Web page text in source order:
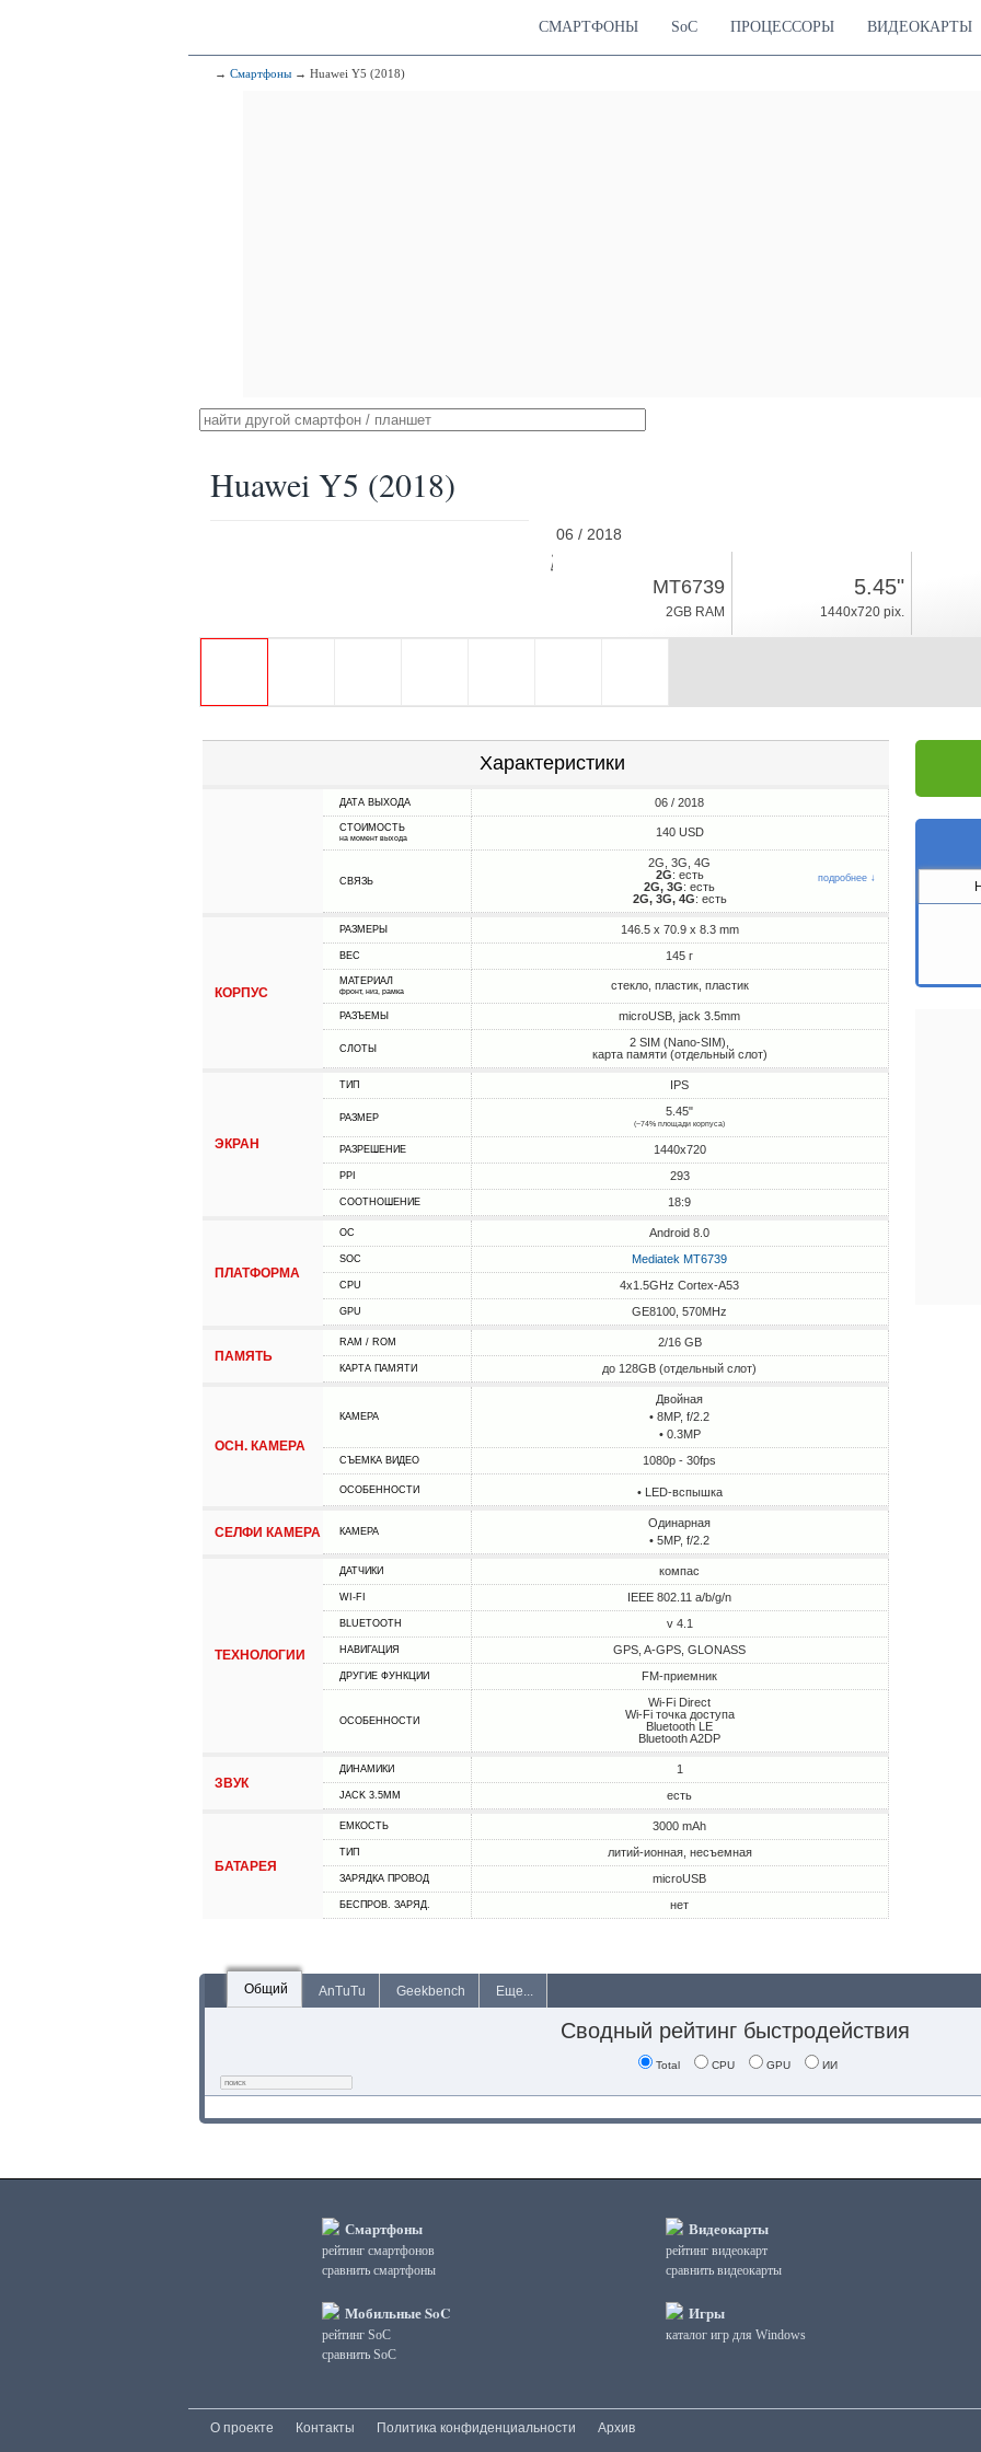
СМАРТФОНЫ SoC ПРОЦЕССОРЫ ВИДЕОКАРТЫ
→ Смартфоны → Huawei Y5 (2018)
Huawei Y5 (2018)
06 / 2018
MT6739
2GB RAM
5.45"
1440x720 pix.
Характеристики
ДАТА ВЫХОДА 06 / 2018
СТОИМОСТЬ
на момент выхода 140 USD
СВЯЗЬ
2G, 3G, 4G
подробнее ↓
2G: есть
2G, 3G: есть
2G, 3G, 4G: есть
КОРПУС
РАЗМЕРЫ 146.5 x 70.9 x 8.3 mm
ВЕС 145 г
МАТЕРИАЛ
фронт, низ, рамка стекло, пластик, пластик
РАЗЪЕМЫ microUSB, jack 3.5mm
СЛОТЫ
2 SIM (Nano-SIM),
карта памяти (отдельный слот)
ЭКРАН
ТИП IPS
РАЗМЕР 5.45"
(~74% площади корпуса)
РАЗРЕШЕНИЕ 1440x720
PPI 293
СООТНОШЕНИЕ 18:9
ПЛАТФОРМА
ОС Android 8.0
SOC Mediatek MT6739
CPU 4x1.5GHz Cortex-A53
GPU GE8100, 570MHz
ПАМЯТЬ
RAM / ROM 2/16 GB
КАРТА ПАМЯТИ до 128GB (отдельный слот)
ОСН. КАМЕРА
КАМЕРА
Двойная
• 8MP, f/2.2
• 0.3MP
СЪЕМКА ВИДЕО 1080p - 30fps
ОСОБЕННОСТИ • LED-вспышка
СЕЛФИ КАМЕРА КАМЕРА
Одинарная
• 5MP, f/2.2
ТЕХНОЛОГИИ
ДАТЧИКИ компас
WI-FI IEEE 802.11 a/b/g/n
BLUETOOTH v 4.1
НАВИГАЦИЯ GPS, A-GPS, GLONASS
ДРУГИЕ ФУНКЦИИ FM-приемник
ОСОБЕННОСТИ
Wi-Fi Direct
Wi-Fi точка доступа
Bluetooth LE
Bluetooth A2DP
ЗВУК
ДИНАМИКИ 1
JACK 3.5MM есть
БАТАРЕЯ
ЕМКОСТЬ 3000 mAh
ТИП литий-ионная, несъемная
ЗАРЯДКА ПРОВОД microUSB
БЕСПРОВ. ЗАРЯД. нет
Общий AnTuTu Geekbench Еще...
Сводный рейтинг быстродействия
Total CPU GPU ИИ
Смартфоны
рейтинг смартфонов
сравнить смартфоны
Мобильные SoC
рейтинг SoC
сравнить SoC
Видеокарты
рейтинг видеокарт
сравнить видеокарты
Игры
каталог игр для Windows
О проекте Контакты Политика конфиденциальности Архив